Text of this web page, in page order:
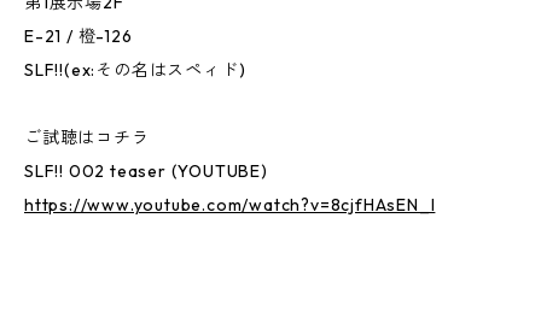
E-21 / 橙-126
SLF!!(ex:その名はスペィド)
ご試聴はコチラ
SLF!! 002 teaser (YOUTUBE)
https://www.youtube.com/watch?v=8cjfHAsEN_I